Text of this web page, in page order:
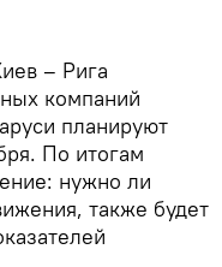
– Рига
компаний
планируют
По итогам
нужно ли
также будет